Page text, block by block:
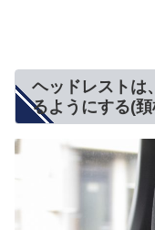
ヘッドレストは
るようにする(